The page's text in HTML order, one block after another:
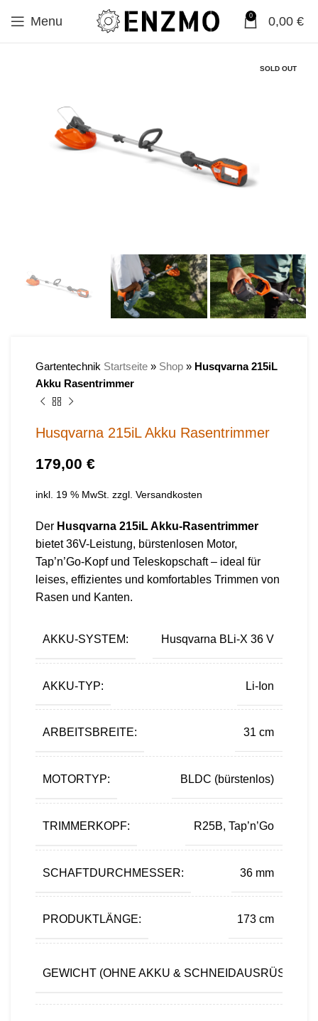
Menu 0 0,00 €
SOLD OUT
Gartentechnik Startseite » Shop » Husqvarna 215iL
Akku Rasentrimmer
Husqvarna 215iL Akku Rasentrimmer
€
inkl. 19 % MwSt. zzgl. Versandkosten
Der Husqvarna 215iL Akku-Rasentrimmer
bietet 36V-Leistung, bürstenlosen Motor,
Tap’n’Go-Kopf und Teleskopschaft – ideal für
leises, effizientes und komfortables Trimmen von
Rasen und Kanten.
AKKU-SYSTEM: Husqvarna BLi-X 36 V
AKKU-TYP: Li-Ion
ARBEITSBREITE: 31 cm
MOTORTYP: BLDC (bürstenlos)
TRIMMERKOPF: R25B, Tap’n’Go
SCHAFTDURCHMESSER: 36 mm
PRODUKTLÄNGE: 173 cm
GEWICHT (OHNE AKKU &